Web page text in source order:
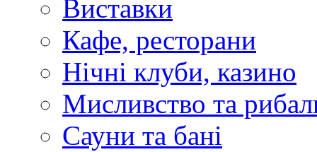
Виставки
Кафе, ресторани
Нічні клуби, казино
Мисливство та
Сауни та бані